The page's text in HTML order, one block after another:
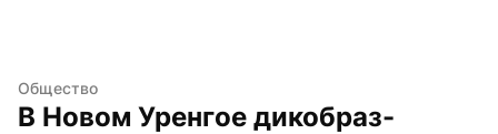
Общество
В Новом Уренгое дикобраз-